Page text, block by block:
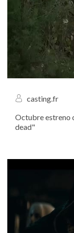
casting.fr
Octubre estreno
dead"